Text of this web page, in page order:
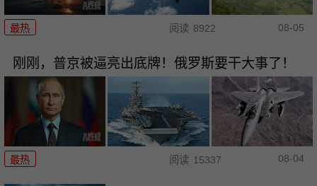
最热 阅读 8922 08-05
刚刚，普京被逼亮出底牌！俄罗斯要干大事了！
最热 阅读 15337 08-04